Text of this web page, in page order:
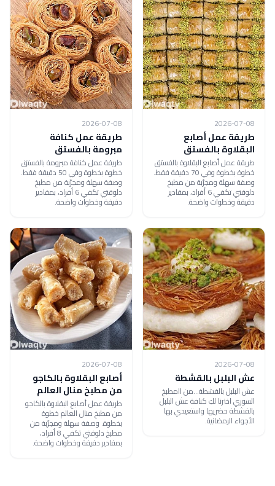
2026-07-08
طريقة عمل أصابع
البقلاوة بالفستق
طريقة عمل أصابع البقلاوة بالفستق
خطوة بخطوة وفي 70 دقيقة فقط.
وصفة سهلة ومجرّبة من مطبخ
دلوقتي تكفي 6 أفراد، بمقادير
دقيقة وخطوات واضحة.
2026-07-08
طريقة عمل كنافة
مبرومة بالفستق
طريقة عمل كنافة مبرومة بالفستق
خطوة بخطوة وفي 50 دقيقة فقط.
وصفة سهلة ومجرّبة من مطبخ
دلوقتي تكفي 6 أفراد، بمقادير
دقيقة وخطوات واضحة.
2026-07-08
عش البلبل بالقشطة
عش البلبل بالقشطة...من اامطبخ
السوري اخترنا لكِ كنافة عش البلبل
بالقشطة حضريها واستعيدي بها
الأجواء الرمضانية.
2026-07-08
أصابع البقلاوة بالكاجو
من مطبخ منال العالم
طريقة عمل أصابع البقلاوة بالكاجو
من مطبخ منال العالم خطوة
بخطوة. وصفة سهلة ومجرّبة من
مطبخ دلوقتي تكفي 8 أفراد،
بمقادير دقيقة وخطوات واضحة.